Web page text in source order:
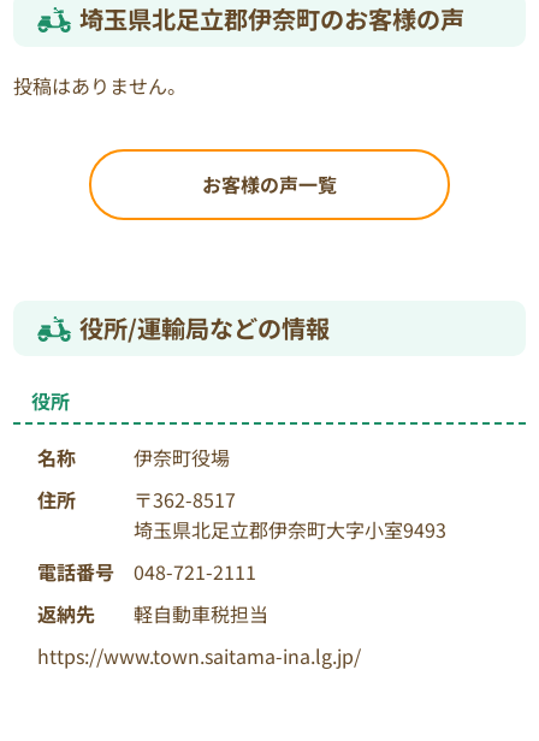
埼玉県北足立郡伊奈町のお客様の声
投稿はありません。
お客様の声一覧
役所/運輸局などの情報
役所
名称
伊奈町役場
住所
〒362-8517
埼玉県北足立郡伊奈町大字小室9493
電話番号
048-721-2111
返納先
軽自動車税担当
https://www.town.saitama-ina.lg.jp/